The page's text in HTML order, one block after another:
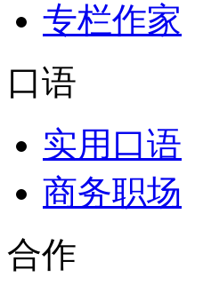
专栏作家
口语
实用口语
商务职场
合作